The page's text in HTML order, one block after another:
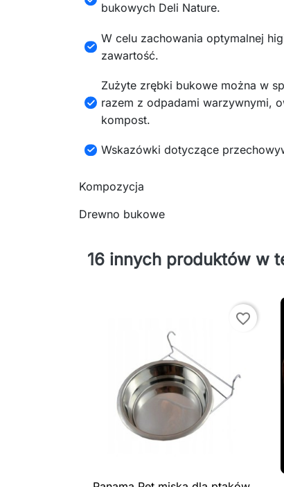
bukowych Deli Nature.
W celu zachowania optymalnej
zawartość.
Zużyte zrębki bukowe można w
razem z odpadami warzywnymi,
kompost.
Wskazówki dotyczące
Kompozycja
Drewno bukowe
16 innych produktów w
favorite_border